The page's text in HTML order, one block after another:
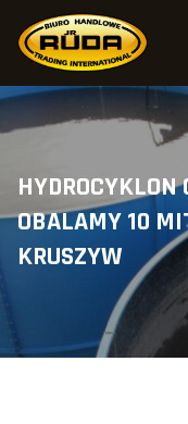
HYDROCYKLON
OBALAMY 10
KRUSZYW